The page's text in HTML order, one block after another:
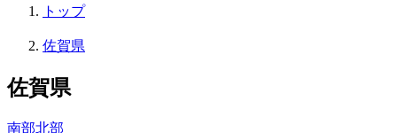
トップ
佐賀県
佐賀県
南部北部